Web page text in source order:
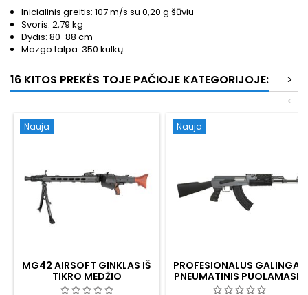
Inicialinis greitis: 107 m/s su 0,20 g šūviu
Svoris: 2,79 kg
Dydis: 80-88 cm
Mazgo talpa: 350 kulkų
16 KITOS PREKĖS TOJE PAČIOJE KATEGORIJOJE:
>
<
Nauja
MG42 AIRSOFT GINKLAS IŠ
TIKRO MEDŽIO
Nauja
PROFESIONALUS GALINGAS
PNEUMATINIS PUOLAMASIS
ŠAUTUVAS AK47